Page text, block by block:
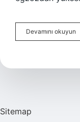
Devamını okuyun
Sitemap